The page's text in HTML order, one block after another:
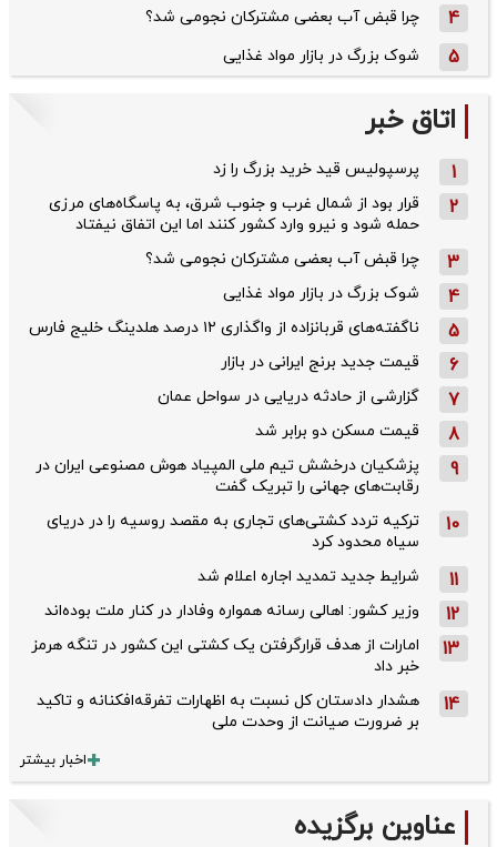
4 چرا قبض آب بعضی مشترکان نجومی شد؟
5 شوک بزرگ در بازار مواد غذایی
اتاق خبر
1 پرسپولیس قید خرید بزرگ را زد
2
قرار بود از شمال ‌غرب و جنوب‌ شرق، به پاسگاه‌های مرزی
حمله شود و نیرو وارد کشور کنند اما این اتفاق نیفتاد
3 چرا قبض آب بعضی مشترکان نجومی شد؟
4 شوک بزرگ در بازار مواد غذایی
5 ناگفته‌های قربانزاده از واگذاری ۱۲ درصد هلدینگ خلیج فارس
6 قیمت جدید برنج ایرانی در بازار
7 گزارشی از حادثه دریایی در سواحل عمان
8 قیمت مسکن دو برابر شد
9
پزشکیان درخشش تیم ملی المپیاد هوش مصنوعی ایران در
رقابت‌های جهانی را تبریک گفت
10
ترکیه تردد کشتی‌های تجاری به مقصد روسیه را در دریای
سیاه محدود کرد
11 شرایط جدید تمدید اجاره اعلام شد
12 وزیر کشور: اهالی رسانه همواره وفادار در کنار ملت بوده‌اند
13
امارات از هدف قرارگرفتن یک کشتی این کشور در تنگه هرمز
خبر داد
14
هشدار دادستان کل نسبت به اظهارات تفرقه‌افکنانه و تاکید
بر ضرورت صیانت از وحدت ملی
اخبار بیشتر
عناوین برگزیده